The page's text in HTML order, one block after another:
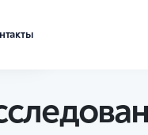
крови